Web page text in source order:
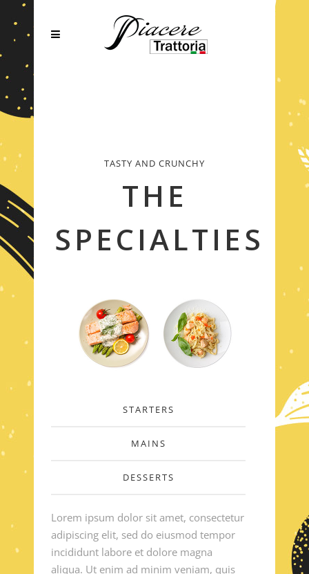
TASTY AND CRUNCHY
THE
SPECIALTIES
STARTERS
MAINS
DESSERTS
Lorem ipsum dolor sit amet, consectetur
adipiscing elit, sed do eiusmod tempor
incididunt labore et dolore magna
aliqua. Ut enim ad minim veniam, quis